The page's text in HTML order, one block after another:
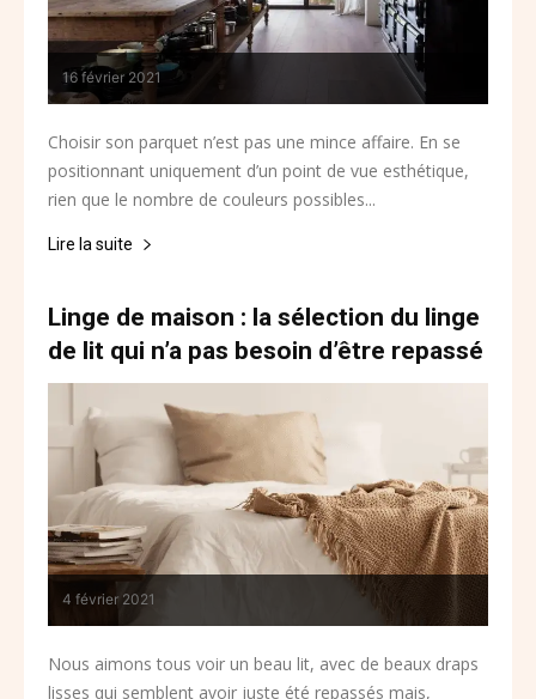
16 février 2021
Choisir son parquet n’est pas une mince affaire. En se
positionnant uniquement d’un point de vue esthétique,
rien que le nombre de couleurs possibles...
Lire la suite
Linge de maison : la sélection du linge
de lit qui n’a pas besoin d’être repassé
4 février 2021
Nous aimons tous voir un beau lit, avec de beaux draps
lisses qui semblent avoir juste été repassés mais,